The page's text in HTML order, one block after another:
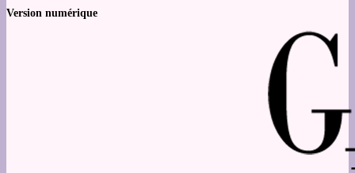
Version numérique